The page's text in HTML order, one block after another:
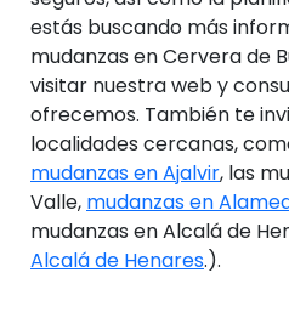
estás buscando más
mudanzas en Cervera de
visitar nuestra web y
ofrecemos. También te
localidades cercanas,
mudanzas en Ajalvir, las
Valle, mudanzas en
mudanzas en Alcalá de
Alcalá de Henares.).